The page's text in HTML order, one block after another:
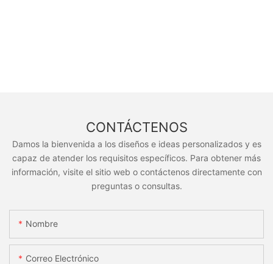
CONTÁCTENOS
Damos la bienvenida a los diseños e ideas personalizados y es
capaz de atender los requisitos específicos. Para obtener más
información, visite el sitio web o contáctenos directamente con
preguntas o consultas.
Nombre
Correo Electrónico